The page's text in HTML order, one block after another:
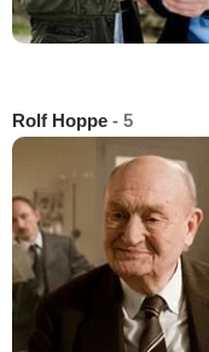
Rolf Hoppe - 5